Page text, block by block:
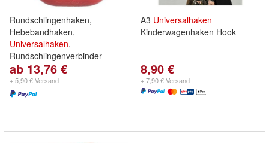
Rundschlingenhaken,
Hebebandhaken,
Universalhaken,
Rundschlingenverbinder
ab 13,76 €
+ 5,90 € Versand
A3 Universalhaken
Kinderwagenhaken Hook
8,90 €
+ 7,90 € Versand